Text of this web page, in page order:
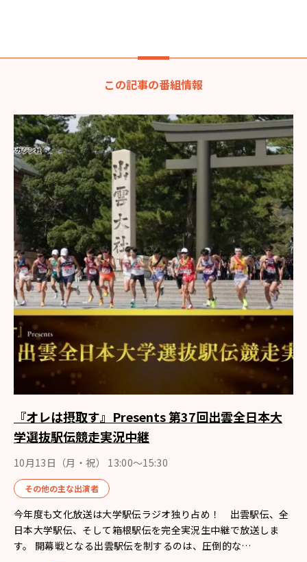
この記事の番組情報
『オレは摂取す』Presents 第37回出雲全日本大
学選抜駅伝競走実況中継
10月13日（月・祝） 13:00〜15:30
その他の主な出演者
今年度も文化放送は大学駅伝ラジオ独り占め！ 出雲駅伝、全
日本大学駅伝、そして箱根駅伝を完全実況生中継で放送しま
す。 開幕戦となる出雲駅伝を制するのは、圧倒的な…